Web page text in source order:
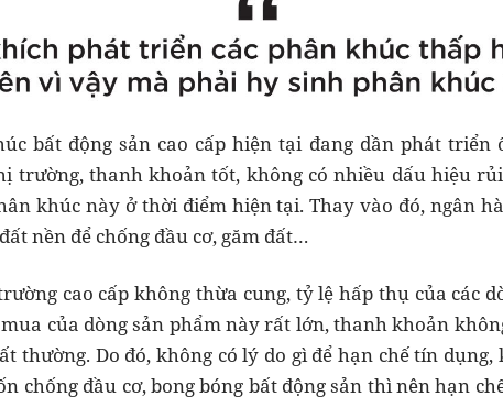
bất động sản cao cấp hiện tại đang dần phát
trường, thanh khoản tốt, không có nhiều dấu hiệu
khúc này ở thời điểm hiện tại. Thay vào đó, ngân
nền để chống đầu cơ, găm đất…
cao cấp không thừa cung, tỷ lệ hấp thụ của các
của dòng sản phẩm này rất lớn, thanh khoản
thường. Do đó, không có lý do gì để hạn chế tín
chống đầu cơ, bong bóng bất động sản thì nên hạn